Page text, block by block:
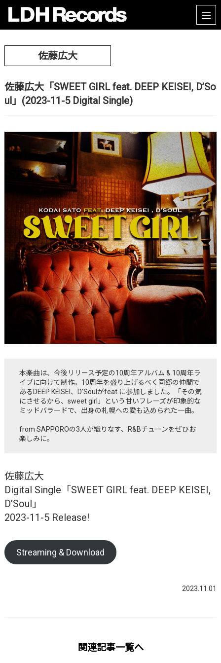
佐藤広大
佐藤広大「SWEET GIRL feat. DEEP KEISEI, D’So
ul」(2023-11-5 Digital Single)
本楽曲は、今後リリース予定の10周年アルバム & 10周年ラ
イブに向けて制作。10周年を盛り上げるべく同郷の仲間で
あるDEEP KEISEI、D’Soulがfeat.に参加しました。「その気
にさせるから、sweet girl」という甘いフレーズが印象的な
ミッドバラードで、出身の札幌への愛も込められた一曲。
from SAPPOROの3人が織りなす、R&Bチューンをぜひお
楽しみに。
佐藤広大
Digital Single「SWEET GIRL feat. DEEP KEISEI,
D’Soul」
2023-11-5 Release!
Streaming & Download
2023.11.01
関連記事一覧へ